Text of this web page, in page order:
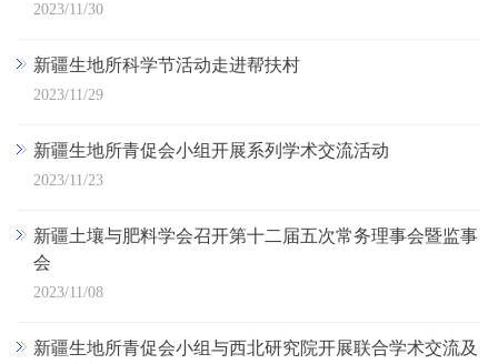
2023/11/30
新疆生地所科学节活动走进帮扶村
2023/11/29
新疆生地所青促会小组开展系列学术交流活动
2023/11/23
新疆土壤与肥料学会召开第十二届五次常务理事会暨监事
会
2023/11/08
新疆生地所青促会小组与西北研究院开展联合学术交流及